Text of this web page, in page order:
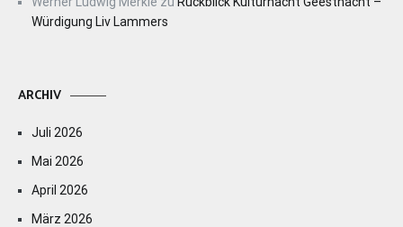
Würdigung Liv Lammers
ARCHIV
Juli 2026
Mai 2026
April 2026
März 2026